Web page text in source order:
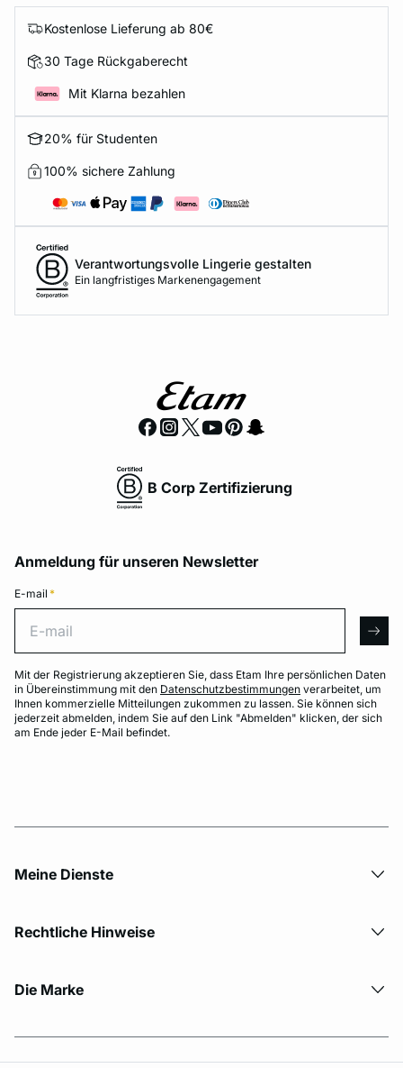
Kostenlose Lieferung ab 80€
30 Tage Rückgaberecht
Mit Klarna bezahlen
20% für Studenten
100% sichere Zahlung
Verantwortungsvolle Lingerie gestalten
Ein langfristiges Markenengagement
B Corp Zertifizierung
Anmeldung für unseren Newsletter
E-mail *
Mit der Registrierung akzeptieren Sie, dass Etam Ihre persönlichen Daten
in Übereinstimmung mit den Datenschutzbestimmungen verarbeitet, um
Ihnen kommerzielle Mitteilungen zukommen zu lassen. Sie können sich
jederzeit abmelden, indem Sie auf den Link "Abmelden" klicken, der sich
am Ende jeder E-Mail befindet.
Meine Dienste
Rechtliche Hinweise
Die Marke